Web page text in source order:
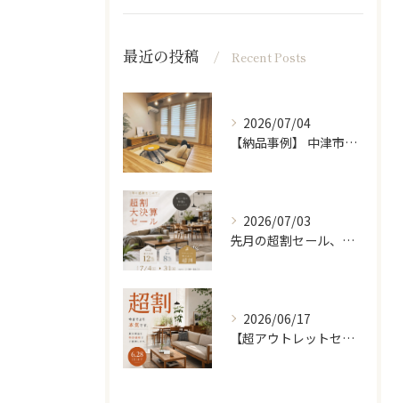
最近の投稿 Recent Posts
2026/07/04
【納品事例】 中津市の新築に家具・雑貨一式をコーディネートさ...
2026/07/03
先月の超割セール、たくさんの方に来ていただきありがとうござい...
2026/06/17
【超アウトレットセール】 「超割」